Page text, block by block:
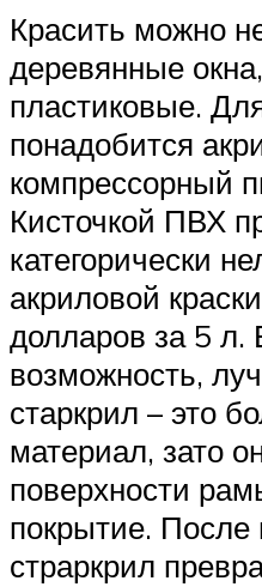
Красить можно
деревянные
пластиковые.
понадобится
компрессорный
Кисточкой ПВХ
категорически
акриловой
долларов за 5 л.
возможность,
старкрил – это
материал, зато
поверхности
покрытие.
страркрил